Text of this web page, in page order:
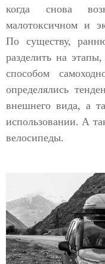
когда снова
малотоксичном и
По существу,
разделить на
способом
определялись
внешнего вида, а
использовании. А
велосипеды.